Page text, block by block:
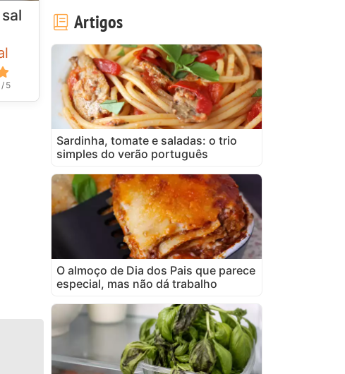
/ 5
Artigos
Sardinha, tomate e saladas: o trio
simples do verão português
O almoço de Dia dos Pais que parece
especial, mas não dá trabalho